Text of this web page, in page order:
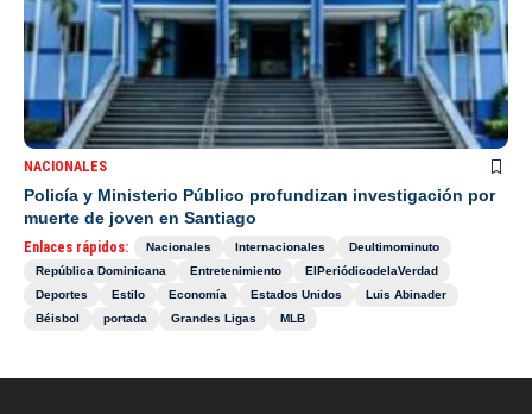
NACIONALES
Policía y Ministerio Público profundizan investigación por
muerte de joven en Santiago
Enlaces rápidos: Nacionales Internacionales
Deultimominuto
República Dominicana
Entretenimiento
ElPeriódicodelaVerdad
Deportes
Estilo Economía Estados Unidos
Luis Abinader
Béisbol
portada Grandes Ligas MLB